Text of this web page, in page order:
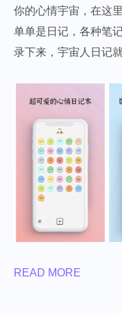
你的心情宇宙，在这
单单是日记，各种笔
录下来，宇宙人日记
READ MORE